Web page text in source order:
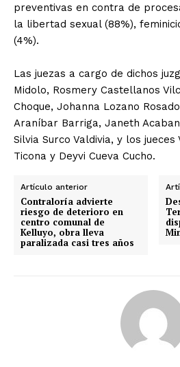
preventivas en contra de
la libertad sexual (88%),
(4%).
Las juezas a cargo de dichos
Midolo, Rosmery Castellanos
Choque, Johanna Lozano
Araníbar Barriga, Janeth
Silvia Surco Valdivia, y los
Ticona y Deyvi Cueva Cucho.
Artículo anterior
Contraloría advierte
riesgo de deterioro en
centro comunal de
Kelluyo, obra lleva
paralizada casi tres años